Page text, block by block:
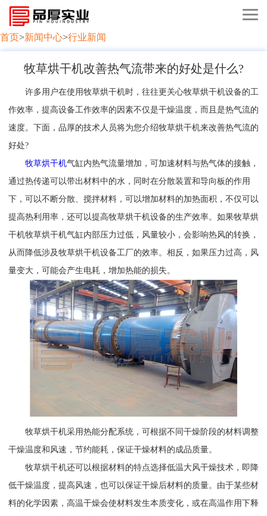
首页>新闻中心>行业新闻
牧草烘干机改善热气流带来的好处是什么?
许多用户在使用牧草烘干机时，往往更关心牧草烘干机设备的工
作效率，提高设备工作效率的因素不仅是干燥温度，而且是热气流的
速度。下面，品厚的技术人员将为您介绍牧草烘干机来改善热气流的
好处?
牧草烘干机气缸内热气流量增加，可加速材料与热气体的接触，
通过热传递可以带出材料中的水，同时在分散装置和导向板的作用
下，可以不断分散、搅拌材料，可以增加材料的加热面积，不仅可以
提高热利用率，还可以提高牧草烘干机设备的生产效率。如果牧草烘
干机牧草烘干机气缸内部压力过低，风量较小，会影响热风的转换，
从而降低涉及牧草烘干机设备工厂的效率。相反，如果压力过高，风
量变大，可能会产生电耗，增加热能的损失。
牧草烘干机采用热能分配系统，可根据不同干燥阶段的材料调整
干燥温度和风速，节约能耗，保证干燥材料的成品质量。
牧草烘干机还可以根据材料的特点选择低温大风干燥技术，即降
低干燥温度，提高风速，也可以保证干燥后材料的质量。由于某些材
料的化学因素，高温干燥会使材料发生本质变化，或在高温作用下释